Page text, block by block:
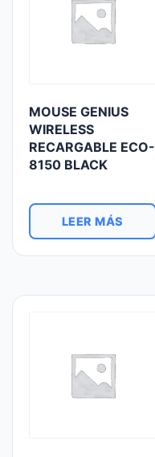
MOUSE GENIUS
WIRELESS
RECARGABLE ECO-
8150 BLACK
LEER MÁS